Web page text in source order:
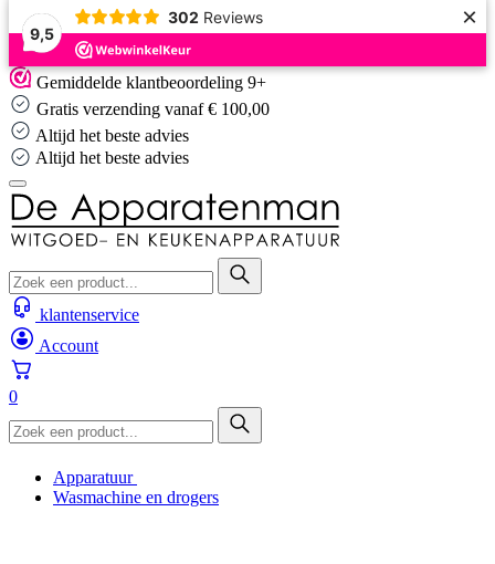
9,5
302 Reviews ×
Skip
to
content
Gemiddelde klantbeoordeling 9+
Gratis verzending vanaf € 100,00
Altijd het beste advies
Altijd het beste advies
klantenservice
Account
0
Apparatuur
Wasmachine en drogers